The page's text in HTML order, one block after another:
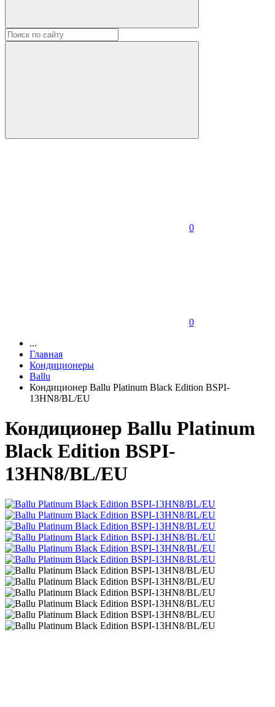
0
0
...
Главная
Кондиционеры
Ballu
Кондиционер Ballu Platinum Black Edition BSPI-
13HN8/BL/EU
Кондиционер Ballu Platinum
Black Edition BSPI-
13HN8/BL/EU